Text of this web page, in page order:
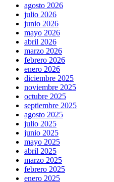
agosto 2026
julio 2026
junio 2026
mayo 2026
abril 2026
marzo 2026
febrero 2026
enero 2026
diciembre 2025
noviembre 2025
octubre 2025
septiembre 2025
agosto 2025
julio 2025
junio 2025
mayo 2025
abril 2025
marzo 2025
febrero 2025
enero 2025